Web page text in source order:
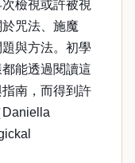
檢視或許被視
咒法、施魔
與方法。初學
能透過閱讀這
南，而得到許